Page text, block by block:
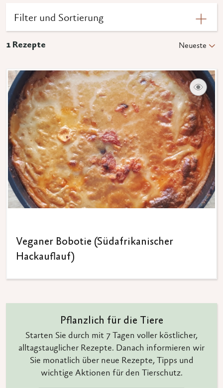
Filter und Sortierung
1 Rezepte Neueste
Veganer Bobotie (Südafrikanischer
Hackauflauf)
Pflanzlich für die Tiere
Starten Sie durch mit 7 Tagen voller köstlicher,
alltagstauglicher Rezepte. Danach informieren wir
Sie monatlich über neue Rezepte, Tipps und
wichtige Aktionen für den Tierschutz.